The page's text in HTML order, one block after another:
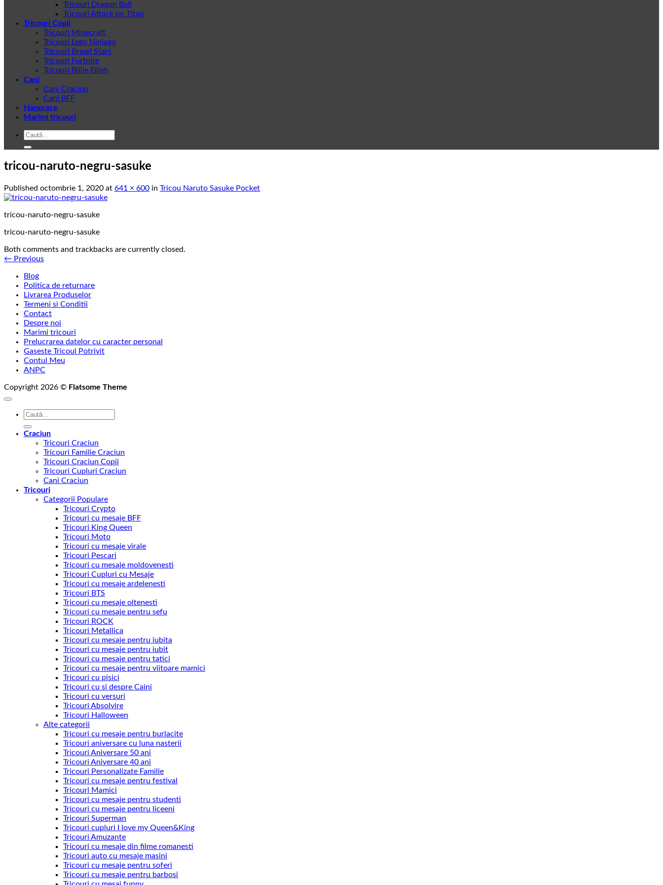
Tricouri Dragon Ball
Tricouri Attack on Titan
Tricouri Copii
Tricouri Minecraft
Tricouri Lego Ninjago
Tricouri Brawl Stars
Tricouri Fortnite
Tricouri Billie Eilish
Cani
Cani Craciun
Cani BFF
Hanorace
Marimi tricouri
Caută
tricou-naruto-negru-sasuke
Published octombrie 1, 2020 at 641 × 600 in Tricou Naruto Sasuke Pocket
tricou-naruto-negru-sasuke
tricou-naruto-negru-sasuke
Both comments and trackbacks are currently closed.
← Previous
Blog
Politica de returnare
Livrarea Produselor
Termeni si Conditii
Contact
Despre noi
Marimi tricouri
Prelucrarea datelor cu caracter personal
Gaseste Tricoul Potrivit
Contul Meu
ANPC
Copyright 2026 © Flatsome Theme
Caută
Craciun
Tricouri Craciun
Tricouri Familie Craciun
Tricouri Craciun Copii
Tricouri Cupluri Craciun
Cani Craciun
Tricouri
Categorii Populare
Tricouri Crypto
Tricouri cu mesaje BFF
Tricouri King Queen
Tricouri Moto
Tricouri cu mesaje virale
Tricouri Pescari
Tricouri cu mesaje moldovenesti
Tricouri Cupluri cu Mesaje
Tricouri cu mesaje ardelenesti
Tricouri BTS
Tricouri cu mesaje oltenesti
Tricouri cu mesaje pentru sefu
Tricouri ROCK
Tricouri Metallica
Tricouri cu mesaje pentru iubita
Tricouri cu mesaje pentru iubit
Tricouri cu mesaje pentru tatici
Tricouri cu mesaje pentru viitoare mamici
Tricouri cu pisici
Tricouri cu si despre Caini
Tricouri cu versuri
Tricouri Absolvire
Tricouri Halloween
Alte categorii
Tricouri cu mesaje pentru burlacite
Tricouri aniversare cu luna nasterii
Tricouri Aniversare 50 ani
Tricouri Aniversare 40 ani
Tricouri Personalizate Familie
Tricouri cu mesaje pentru festival
Tricouri Mamici
Tricouri cu mesaje pentru studenti
Tricouri cu mesaje pentru liceeni
Tricouri Superman
Tricouri cupluri I love my Queen&King
Tricouri Amuzante
Tricouri cu mesaje din filme romanesti
Tricouri auto cu mesaje masini
Tricouri cu mesaje pentru soferi
Tricouri cu mesaje pentru barbosi